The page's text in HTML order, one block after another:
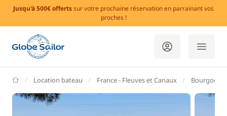
Jusqu'à 500€ offertssur votre prochaine réservation en parrainant vos
proches !
GlobeSailor
Location bateau France - Fleuves et Canaux Bourgogne